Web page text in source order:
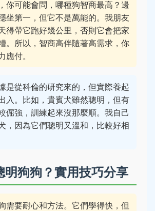
你可能會問，哪種狗智商最高？邊
坐第一，但它不是萬能的。我朋友
得帶它跑好幾公里，否則它會把家
。所以，智商高伴隨著高需求，你
應付。
是從科倫的研究來的，但實際養起
入。比如，貴賓犬雖然聰明，但有
倔強，訓練起來沒那麼順。我自己
，因為它們聰明又溫和，比較好相
明狗狗？實用技巧分享
需要耐心和方法。它們學得快，但